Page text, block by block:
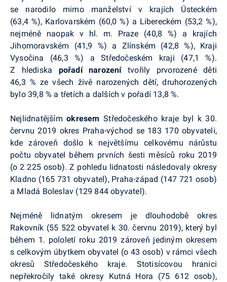
se narodilo mimo manželství v krajích Ústeckém
(63,4 %), Karlovarském (60,0 %) a Libereckém (53,2 %),
nejméně naopak v hl. m. Praze (40,8 %) a krajích
Jihomoravském (41,9 %) a Zlínském (42,8 %), Kraji
Vysočina (46,3 %) a Středočeském kraji (47,1 %).
Z hlediska pořadí narozenítvořily prvorozené děti
46,3 % ze všech živě narozených dětí, druhorozených
bylo 39,8 % a třetích a dalších v pořadí 13,8 %.
Nejlidnatějšímokresem Středočeského kraje byl k 30.
červnu 2019 okres Praha-východ se 183 170 obyvateli,
kde zároveň došlo k největšímu celkovému nárůstu
počtu obyvatel během prvních šesti měsíců roku 2019
(o 2 225 osob). Z pohledu lidnatosti následovaly okresy
Kladno (165 731 obyvatel), Praha-západ (147 721 osob)
a Mladá Boleslav (129 844 obyvatel).
Nejméně lidnatým okresem je dlouhodobě okres
Rakovník (55 522 obyvatel k 30. červnu 2019), který byl
během 1. pololetí roku 2019 zároveň jediným okresem
s celkovým úbytkem obyvatel (o 43 osob) v rámci všech
okresů Středočeského kraje. Stotisícovou hranici
nepřekročily také okresy Kutná Hora (75 612 osob),